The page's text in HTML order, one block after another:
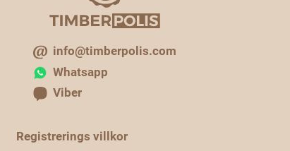
info@timberpolis.com
Whatsapp
Viber
Registrerings villkor